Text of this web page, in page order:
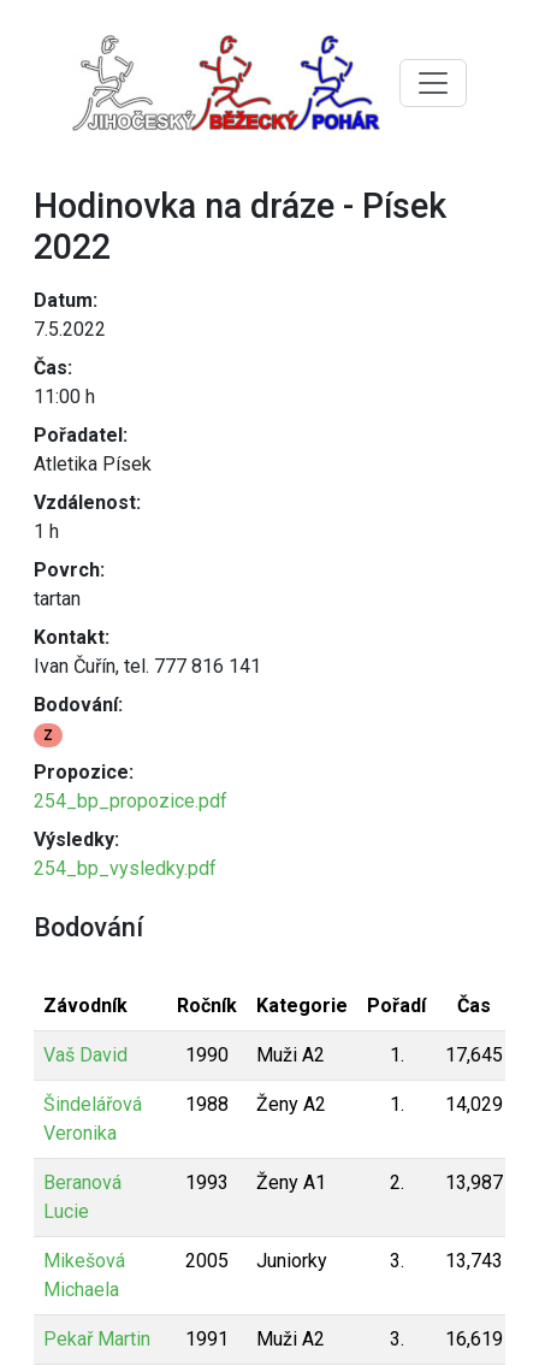
Hodinovka na dráze - Písek
2022
Datum:
7.5.2022
Čas:
11:00 h
Pořadatel:
Atletika Písek
Vzdálenost:
1 h
Povrch:
tartan
Kontakt:
Ivan Čuřín, tel. 777 816 141
Bodování:
Z
Propozice:
254_bp_propozice.pdf
Výsledky:
254_bp_vysledky.pdf
Bodování
Závodník Ročník Kategorie Pořadí Čas
Vaš David 1990 Muži A2 1. 17,645
Šindelářová
Veronika
1988 Ženy A2 1. 14,029
Beranová
Lucie
1993 Ženy A1 2. 13,987
Mikešová
Michaela
2005 Juniorky 3. 13,743
Pekař Martin 1991 Muži A2 3. 16,619